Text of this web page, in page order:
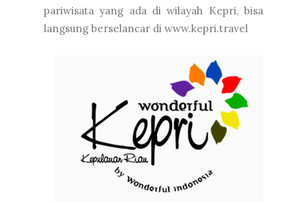
pariwisata yang ada di wilayah Kepri, bisa
langsung berselancar di www.kepri.travel